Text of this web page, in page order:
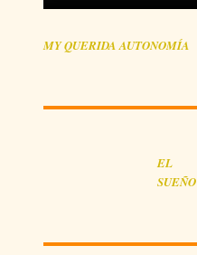
MY QUERIDA AUTONOMÍA
EL
SUEÑO